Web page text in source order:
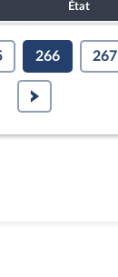
État
266 267